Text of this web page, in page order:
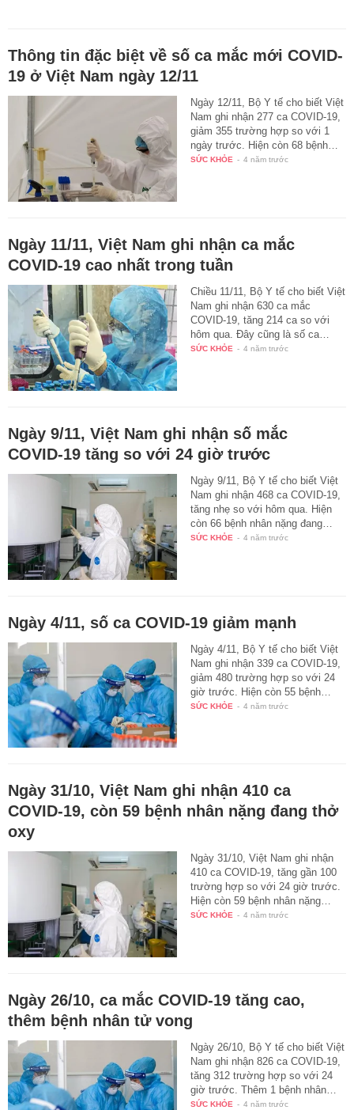
Thông tin đặc biệt về số ca mắc mới COVID-
19 ở Việt Nam ngày 12/11
Ngày 12/11, Bộ Y tế cho biết Việt
Nam ghi nhận 277 ca COVID-19,
giảm 355 trường hợp so với 1
ngày trước. Hiện còn 68 bệnh…
SỨC KHỎE - 4 năm trước
Ngày 11/11, Việt Nam ghi nhận ca mắc
COVID-19 cao nhất trong tuần
Chiều 11/11, Bộ Y tế cho biết Việt
Nam ghi nhận 630 ca mắc
COVID-19, tăng 214 ca so với
hôm qua. Đây cũng là số ca…
SỨC KHỎE - 4 năm trước
Ngày 9/11, Việt Nam ghi nhận số mắc
COVID-19 tăng so với 24 giờ trước
Ngày 9/11, Bộ Y tế cho biết Việt
Nam ghi nhận 468 ca COVID-19,
tăng nhẹ so với hôm qua. Hiện
còn 66 bệnh nhân nặng đang…
SỨC KHỎE - 4 năm trước
Ngày 4/11, số ca COVID-19 giảm mạnh
Ngày 4/11, Bộ Y tế cho biết Việt
Nam ghi nhận 339 ca COVID-19,
giảm 480 trường hợp so với 24
giờ trước. Hiện còn 55 bệnh…
SỨC KHỎE - 4 năm trước
Ngày 31/10, Việt Nam ghi nhận 410 ca
COVID-19, còn 59 bệnh nhân nặng đang thở
oxy
Ngày 31/10, Việt Nam ghi nhận
410 ca COVID-19, tăng gần 100
trường hợp so với 24 giờ trước.
Hiện còn 59 bệnh nhân nặng…
SỨC KHỎE - 4 năm trước
Ngày 26/10, ca mắc COVID-19 tăng cao,
thêm bệnh nhân tử vong
Ngày 26/10, Bộ Y tế cho biết Việt
Nam ghi nhận 826 ca COVID-19,
tăng 312 trường hợp so với 24
giờ trước. Thêm 1 bệnh nhân…
SỨC KHỎE - 4 năm trước